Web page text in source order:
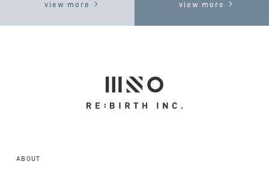
view more view more
ABOUT